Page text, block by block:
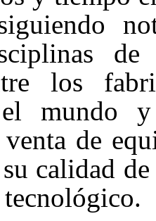
de
los
el mundo
de
calidad